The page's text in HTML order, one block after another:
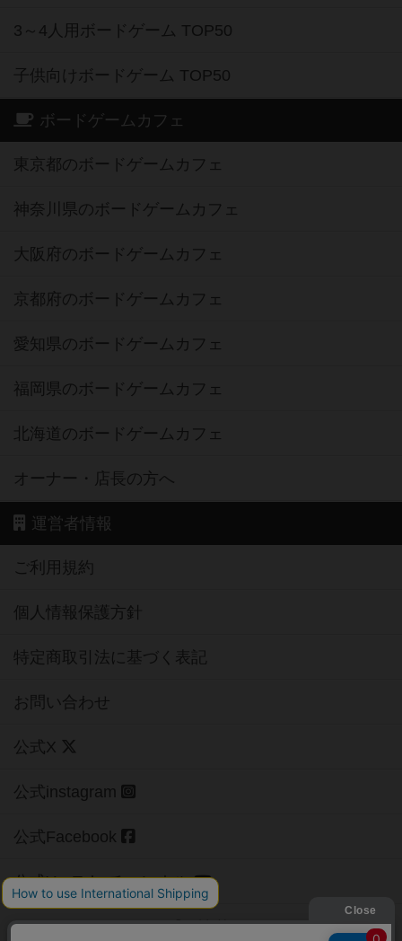
3～4人用ボードゲーム TOP50
子供向けボードゲーム TOP50
ボードゲームカフェ
東京都のボードゲームカフェ
神奈川県のボードゲームカフェ
大阪府のボードゲームカフェ
京都府のボードゲームカフェ
愛知県のボードゲームカフェ
福岡県のボードゲームカフェ
北海道のボードゲームカフェ
オーナー・店長の方へ
運営者情報
ご利用規約
個人情報保護方針
特定商取引法に基づく表記
お問い合わせ
公式X
公式instagram
公式Facebook
公式YouTubeチャンネル
Copyright (c)